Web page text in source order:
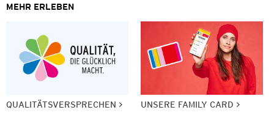
MEHR ERLEBEN
QUALITÄTSVERSPRECHEN UNSERE FAMILY CARD